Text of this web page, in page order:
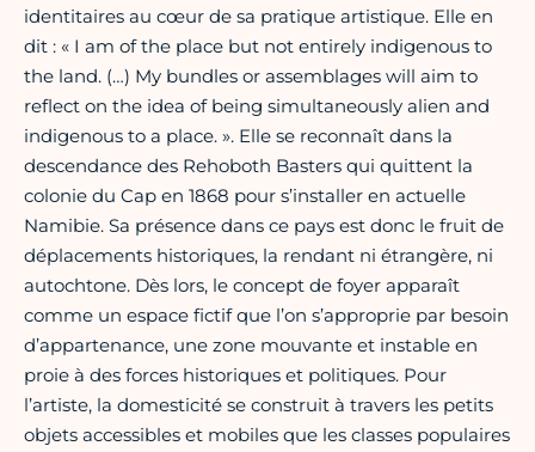
identitaires au cœur de sa pratique artistique. Elle en
dit : « I am of the place but not entirely indigenous to
the land. (…) My bundles or assemblages will aim to
reflect on the idea of being simultaneously alien and
indigenous to a place. ». Elle se reconnaît dans la
descendance des Rehoboth Basters qui quittent la
colonie du Cap en 1868 pour s’installer en actuelle
Namibie. Sa présence dans ce pays est donc le fruit de
déplacements historiques, la rendant ni étrangère, ni
autochtone. Dès lors, le concept de foyer apparaît
comme un espace fictif que l’on s’approprie par besoin
d’appartenance, une zone mouvante et instable en
proie à des forces historiques et politiques. Pour
l’artiste, la domesticité se construit à travers les petits
objets accessibles et mobiles que les classes populaires